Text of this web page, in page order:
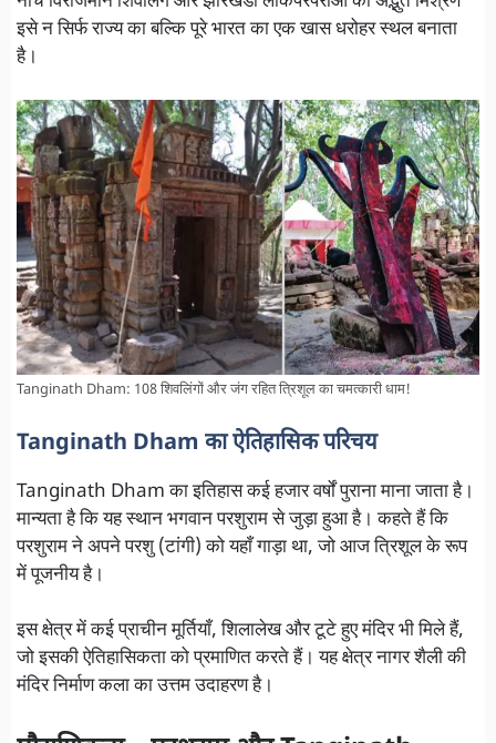
इसे न सिर्फ राज्य का बल्कि पूरे भारत का एक खास धरोहर स्थल बनाता
है।
Tanginath Dham: 108 शिवलिंगों और जंग रहित त्रिशूल का चमत्कारी धाम!
Tanginath Dham का ऐतिहासिक परिचय
Tanginath Dham का इतिहास कई हजार वर्षों पुराना माना जाता है।
मान्यता है कि यह स्थान भगवान परशुराम से जुड़ा हुआ है। कहते हैं कि
परशुराम ने अपने परशु (टांगी) को यहाँ गाड़ा था, जो आज त्रिशूल के रूप
में पूजनीय है।
इस क्षेत्र में कई प्राचीन मूर्तियाँ, शिलालेख और टूटे हुए मंदिर भी मिले हैं,
जो इसकी ऐतिहासिकता को प्रमाणित करते हैं। यह क्षेत्र नागर शैली की
मंदिर निर्माण कला का उत्तम उदाहरण है।